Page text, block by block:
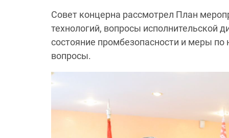
Совет концерна рассмотрел План
технологий, вопросы исполнительской
состояние промбезопасности и меры
вопросы.